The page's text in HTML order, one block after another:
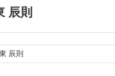
辰則
辰則